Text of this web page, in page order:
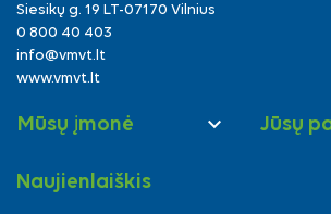
Siesikų g. 19 LT-07170 Vilnius
0 800 40 403
info@vmvt.lt
www.vmvt.lt
Mūsų įmonė  Jūsų
Naujienlaiškis